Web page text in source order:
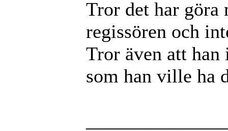
Tror det har göra
regissören och
Tror även att
som han ville ha